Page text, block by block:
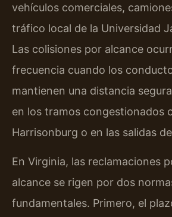
vehículos comerciales,
tráfico local de la Universidad
Las colisiones por alcance
frecuencia cuando los
mantienen una distancia
en los tramos congestionados
Harrisonburg o en las salidas
En Virginia, las reclamaciones
alcance se rigen por dos
fundamentales. Primero, el